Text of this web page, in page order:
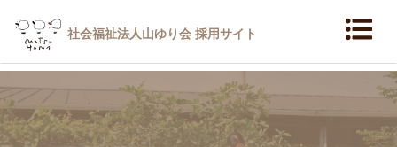
社会福祉法人山ゆり会 採用サイト